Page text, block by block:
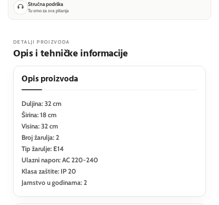
Stručna podrška
Tu smo za sva pitanja
DETALJI PROIZVODA
Opis i tehničke informacije
Opis proizvoda
Duljina: 32 cm
Širina: 18 cm
Visina: 32 cm
Broj žarulja: 2
Tip žarulje: E14
Ulazni napon: AC 220-240
Klasa zaštite: IP 20
Jamstvo u godinama: 2